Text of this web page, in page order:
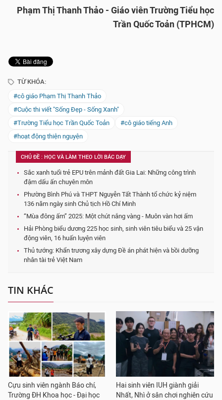
Phạm Thị Thanh Thảo - Giáo viên Trường Tiểu học
Trần Quốc Toản (TPHCM)
TỪ KHÓA:
#cô giáo Phạm Thị Thanh Thảo
#Cuộc thi viết "Sống Đẹp - Sống Xanh"
#Trường Tiểu học Trần Quốc Toản
#cô giáo tiếng Anh
#hoạt động thiện nguyện
CHỦ ĐỀ : HỌC VÀ LÀM THEO LỜI BÁC DẠY
Sắc xanh tuổi trẻ EPU trên mảnh đất Gia Lai: Những công trình
đậm dấu ấn chuyên môn
Phường Bình Phú và THPT Nguyễn Tất Thành tổ chức kỷ niệm
136 năm ngày sinh Chủ tịch Hồ Chí Minh
“Mùa đông ấm” 2025: Một chút nắng vàng - Muôn vàn hơi ấm
Hải Phòng biểu dương 225 học sinh, sinh viên tiêu biểu và 25 vận
động viên, 16 huấn luyện viên
Thủ tướng: Khẩn trương xây dựng Đề án phát hiện và bồi dưỡng
nhân tài trẻ Việt Nam
TIN KHÁC
Cựu sinh viên ngành Báo chí,
Trường ĐH Khoa học - Đại học
Hai sinh viên IUH giành giải
Nhất, Nhì ở sân chơi nghiên cứu